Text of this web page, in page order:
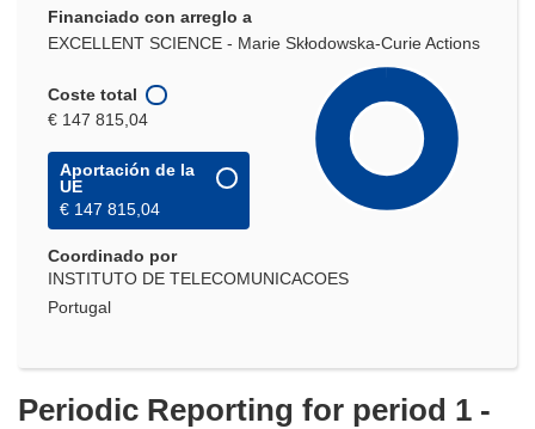
Financiado con arreglo a
EXCELLENT SCIENCE - Marie Skłodowska-Curie Actions
Coste total
€ 147 815,04
Aportación de la
UE
€ 147 815,04
Coordinado por
INSTITUTO DE TELECOMUNICACOES
Portugal
Periodic Reporting for period 1 -